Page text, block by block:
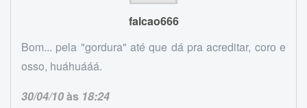
falcao666
Bom... pela "gordura" até que dá pra acreditar, coro e
osso, huáhuááá.
30/04/10às 18:24